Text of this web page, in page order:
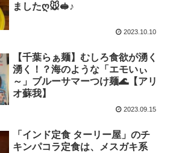
ましたღ🐭🥪♪
2023.10.10
【千葉らぁ麺】むしろ食欲が湧く
湧く！？海のような「エモいぃ
～」ブルーサマーつけ麺🌊【アリ
オ蘇我】
2023.09.15
「インド定食 ターリー屋」のチ
キンパコラ定食は、メスガキ系